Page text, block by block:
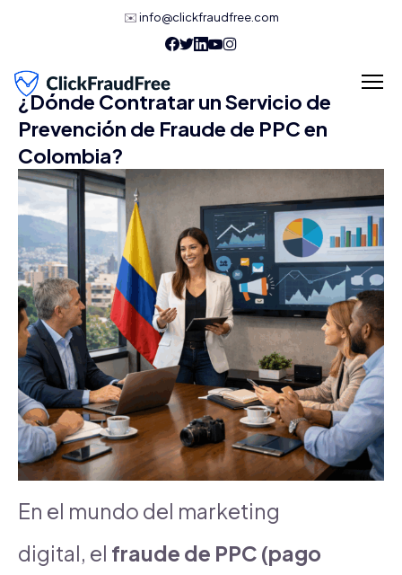
✉️info@clickfraudfree.com
¿Dónde Contratar un Servicio de
Prevención de Fraude de PPC en
Colombia?
En el mundo del marketing
digital, el fraude de PPC (pago